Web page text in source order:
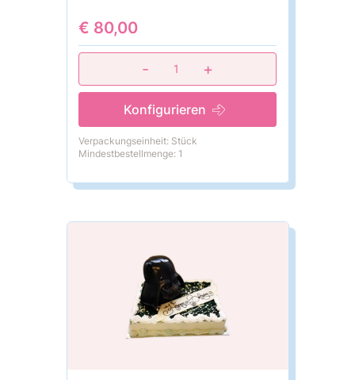
€ 80,00
- 1 +
Konfigurieren
Verpackungseinheit: Stück
Mindestbestellmenge: 1